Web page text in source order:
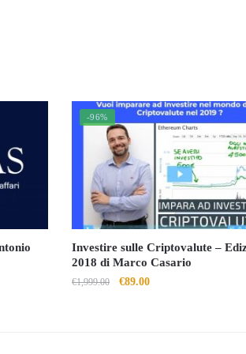
-96%
Investire sulle Criptovalute –
2018 di Marco Casario
€1,999.00
Il
€89.00Il